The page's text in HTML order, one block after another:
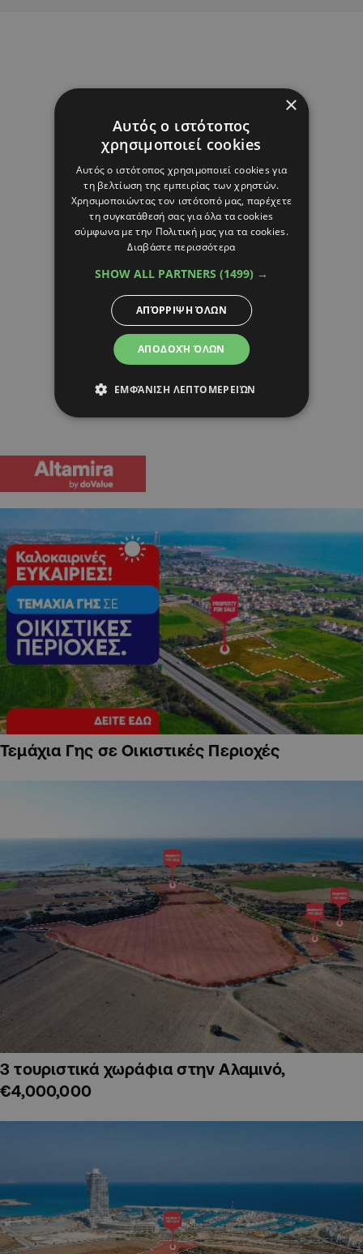
Τεμάχια Γης σε Οικιστικές Περιοχές
3 τουριστικά χωράφια στην Αλαμινό,
€4,000,000
×
Αυτός ο ιστότοπος
χρησιμοποιεί cookies
Αυτός ο ιστότοπος χρησιμοποιεί cookies για
τη βελτίωση της εμπειρίας των χρηστών.
Χρησιμοποιώντας τον ιστότοπό μας, παρέχετε
τη συγκατάθεσή σας για όλα τα cookies
σύμφωνα με την Πολιτική μας για τα cookies.
Διαβάστε περισσότερα
SHOW ALL PARTNERS (1499) →
ΑΠΟΔΟΧΉ ΌΛΩΝ
ΑΠΌΡΡΙΨΗ ΌΛΩΝ
ΕΜΦΆΝΙΣΗ ΛΕΠΤΟΜΕΡΕΙΏΝ